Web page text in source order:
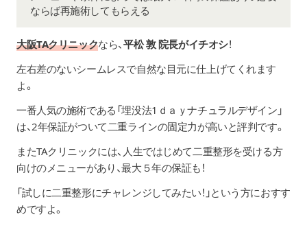
ならば再施術してもらえる
大阪TAクリニックなら、平松 敦 院長がイチオシ！
左右差のないシームレスで自然な目元に仕上げてくれます
よ。
一番人気の施術である「埋没法1ｄａｙナチュラルデザイン」
は、2年保証がついて二重ラインの固定力が高いと評判です。
またTAクリニックには、人生ではじめて二重整形を受ける方
向けのメニューがあり、最大５年の保証も！
「試しに二重整形にチャレンジしてみたい！」という方におすす
めですよ。